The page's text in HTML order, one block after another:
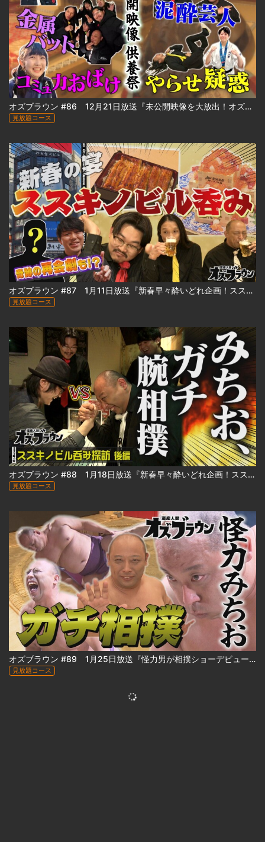
オズブラウン #86 12月21日放送『未公開映像を大放出！オズブラ供養祭 2025 冬』
見放題コース
オズブラウン #87 1月11日放送『新春早々酔いどれ企画！ススキノビル呑み探訪 ～わたなべビル編～（前編）』
見放題コース
オズブラウン #88 1月18日放送『新春早々酔いどれ企画！ススキノビル呑み探訪 ～わたなべビル編～（後編）』
見放題コース
オズブラウン #89 1月25日放送『怪力男が相撲ショーデビュー⁉ みちおの怪力、お貸しします』
見放題コース